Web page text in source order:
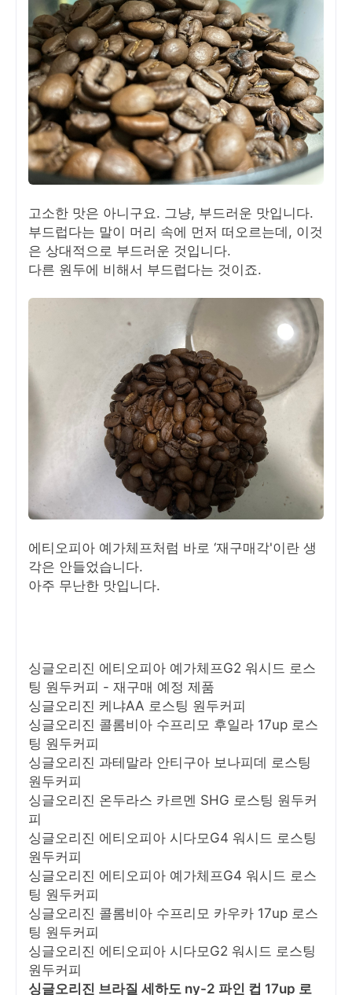
고소한 맛은 아니구요. 그냥, 부드러운 맛입니다.
부드럽다는 말이 머리 속에 먼저 떠오르는데, 이것
은 상대적으로 부드러운 것입니다.
다른 원두에 비해서 부드럽다는 것이죠.
에티오피아 예가체프처럼 바로 ‘재구매각'이란 생
각은 안들었습니다.
아주 무난한 맛입니다.
싱글오리진 에티오피아 예가체프G2 워시드 로스
팅 원두커피 - 재구매 예정 제품
싱글오리진 케냐AA 로스팅 원두커피
싱글오리진 콜롬비아 수프리모 후일라 17up 로스
팅 원두커피
싱글오리진 과테말라 안티구아 보나피데 로스팅
원두커피
싱글오리진 온두라스 카르멘 SHG 로스팅 원두커
피
싱글오리진 에티오피아 시다모G4 워시드 로스팅
원두커피
싱글오리진 에티오피아 예가체프G4 워시드 로스
팅 원두커피
싱글오리진 콜롬비아 수프리모 카우카 17up 로스
팅 원두커피
싱글오리진 에티오피아 시다모G2 워시드 로스팅
원두커피
싱글오리진 브라질 세하도 ny-2 파인 컵 17up 로